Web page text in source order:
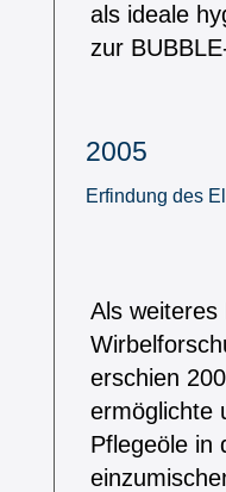
als ideale
zur
2005
Erfindung des
Als
erschien
ermöglichte
Pflegeöle in